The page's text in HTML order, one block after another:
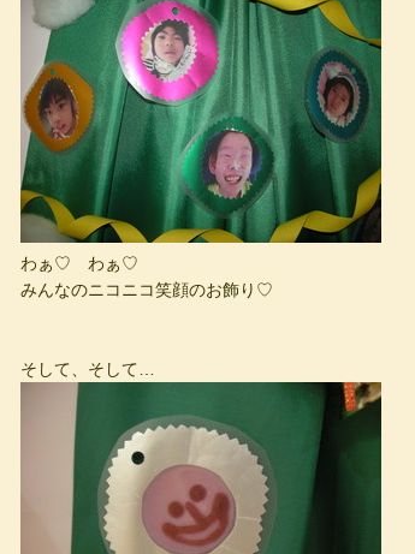
わぁ♡ わぁ♡
みんなのニコニコ笑顔のお飾り♡
そして、そして…